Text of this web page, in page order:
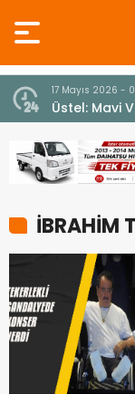
17 Mayıs 2026 -
Üstel: Mavi
İBRAHİM